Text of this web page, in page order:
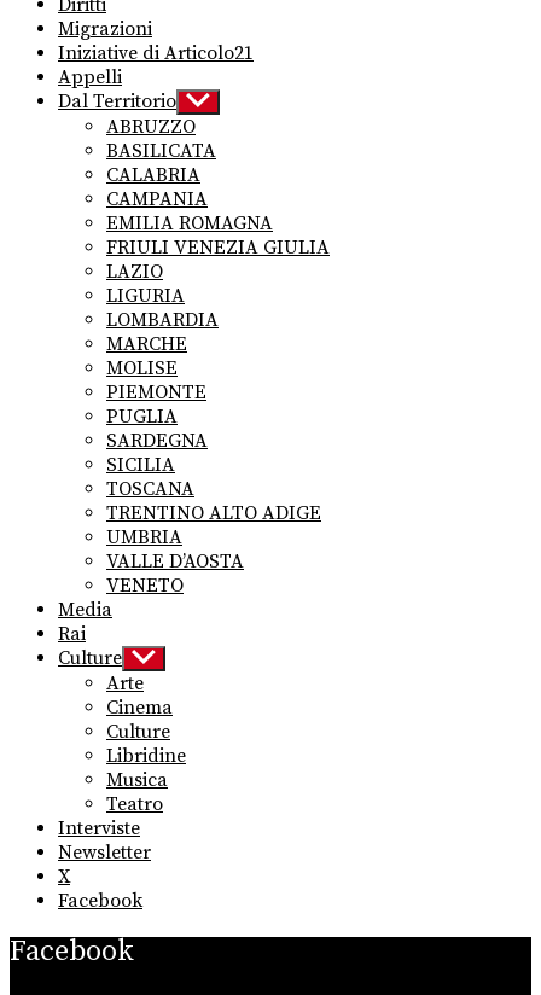
Diritti
Migrazioni
Iniziative di Articolo21
Appelli
Dal Territorio Show
sub
menu
ABRUZZO
BASILICATA
CALABRIA
CAMPANIA
EMILIA ROMAGNA
FRIULI VENEZIA GIULIA
LAZIO
LIGURIA
LOMBARDIA
MARCHE
MOLISE
PIEMONTE
PUGLIA
SARDEGNA
SICILIA
TOSCANA
TRENTINO ALTO ADIGE
UMBRIA
VALLE D’AOSTA
VENETO
Media
Rai
Culture Show
sub
menu
Arte
Cinema
Culture
Libridine
Musica
Teatro
Interviste
Newsletter
X
Facebook
Facebook